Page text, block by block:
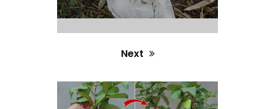
Next
post: